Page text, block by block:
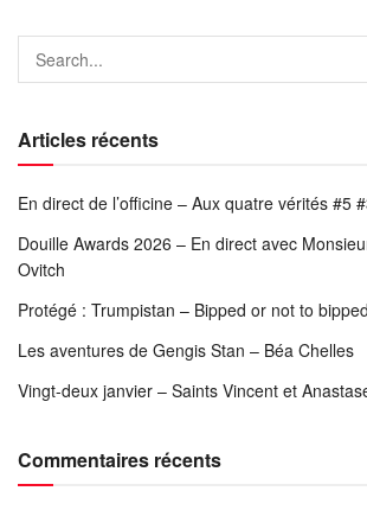
Articles récents
En direct de l’officine – Aux quatre vérités #5
Douille Awards 2026 – En direct avec
Ovitch
Protégé : Trumpistan – Bipped or not to
Les aventures de Gengis Stan – Béa Chelles
Vingt-deux janvier – Saints Vincent et
Commentaires récents